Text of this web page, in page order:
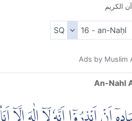
الكريم
Ads by Muslim
An-Nahl